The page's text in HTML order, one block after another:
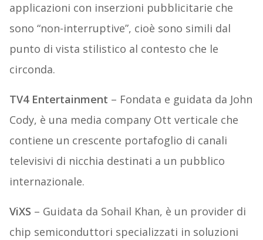
applicazioni con inserzioni pubblicitarie che
sono “non-interruptive”, cioè sono simili dal
punto di vista stilistico al contesto che le
circonda.
TV4 Entertainment – Fondata e guidata da John
Cody, è una media company Ott verticale che
contiene un crescente portafoglio di canali
televisivi di nicchia destinati a un pubblico
internazionale.
ViXS – Guidata da Sohail Khan, è un provider di
chip semiconduttori specializzati in soluzioni